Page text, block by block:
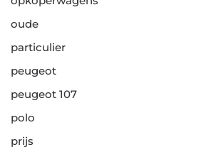
oude
particulier
peugeot
peugeot 107
polo
prijs